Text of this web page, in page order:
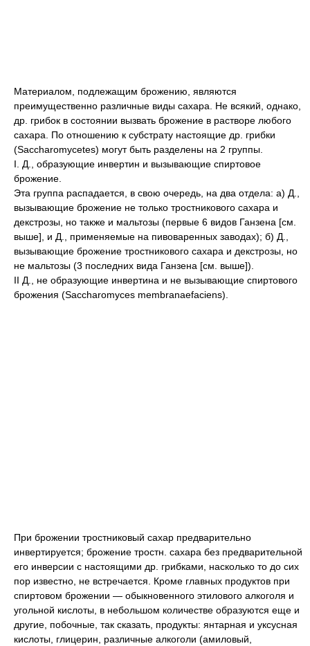
Материалом, подлежащим брожению, являются
преимущественно различные виды сахара. Не всякий, однако,
др. грибок в состоянии вызвать брожение в растворе любого
сахара. По отношению к субстрату настоящие др. грибки
(Saccharomycetes) могут быть разделены на 2 группы.
I. Д., образующие инвертин и вызывающие спиртовое
брожение.
Эта группа распадается, в свою очередь, на два отдела: а) Д.,
вызывающие брожение не только тростникового сахара и
декстрозы, но также и мальтозы (первые 6 видов Ганзена [см.
выше], и Д., применяемые на пивоваренных заводах); б) Д.,
вызывающие брожение тростникового сахара и декстрозы, но
не мальтозы (3 последних вида Ганзена [см. выше]).
II Д., не образующие инвертина и не вызывающие спиртового
брожения (Saccharomyces membranaefaciens).
При брожении тростниковый сахар предварительно
инвертируется; брожение тростн. сахара без предварительной
его инверсии с настоящими др. грибками, насколько то до сих
пор известно, не встречается. Кроме главных продуктов при
спиртовом брожении — обыкновенного этилового алкоголя и
угольной кислоты, в небольшом количестве образуются еще и
другие, побочные, так сказать, продукты: янтарная и уксусная
кислоты, глицерин, различные алкоголи (амиловый,